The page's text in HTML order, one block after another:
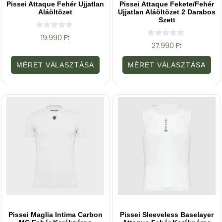
Pissei Attaque Fehér Ujjatlan
Aláöltözet
5
-
b
ő
l
19.990 Ft
MÉRET VÁLASZTÁSA
Pissei Attaque Fekete/fehér
Ujjatlan Aláöltözet 2 Darabos
Szett
z
5
ő
27.990 Ft
MÉRET VÁLASZTÁSA
Pissei Maglia Intima Carbon
Pissei Sleeveless Baselayer